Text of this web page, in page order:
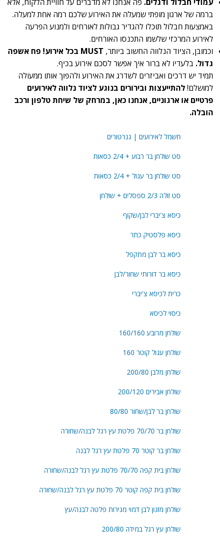
חשמל לאירועים | גנרטורים
סט שולחן בר רבוע + 2/4 כסאות
סט שולחן בר עגול + 2/4 כסאות
סט זולה 2/3 ספסלים + שולחן
כיסא צ'יברי לבן/שקוף
כיסא פלסטיק כתר
כיסא בר לבן מתקפל
כיסא בר דורותי שחור/לבן
כרית לכיסא צ'יברי
כיסוי לכיסא
שולחן מרובע 160/160
שולחן עגול קוטר 160
שולחן מלבן 200/80
שולחן אבירים 200/120
שולחן בר לבן/שחור 80/80
שולחן בר 70/70 פלטת עץ רגל לבנה/שחורה
שולחן בר קוטר 70 פלטת עץ רגל לבנה
שולחן בית קפה 70/70 פלטת עץ רגל לבנה/שחורה
שולחן בית קפה קוטר 70 פלטת עץ רגל לבנה/שחורה
שולחן מזנון לבן דמוי מגירות פלטה לבנה/עץ
שולחן עץ רגל במידה 200/80
ברמה של ארגון מופתי שמעלה את האירוע שלכם רמה אחת למעלה.
באמצעות חבלול תוכלו להגדיר גבולות לאורחים ולמנוע הפרעה
לאירוע המרכזי שלשמו התכנסו האורחים.
וכמובן, הציוד הנלווה החשוב ביותר,
MUST בכל אירוע! פח אשפה
גדול. בלעדיו לא ברור איך אפשר לסכם אירוע בכיף.
תמיד יש דרכים ואביזרים לשדרג את האירוע ולהפוך אותו ממעולה
למושלם!להתייעצות ובירורים בנוגע לציוד נלווה לאירועים
פרטיים או ארגוניים, אנחנו כאן, במרחק של שיחת טלפון ורכב
הובלה.